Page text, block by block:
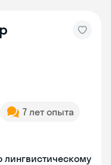
7 лет опыта
лингвистическому